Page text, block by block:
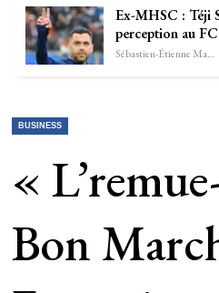
Ex-MHSC : Téji
perception au
Sébastien-Étienne Marechal
BUSINESS
«
Bon